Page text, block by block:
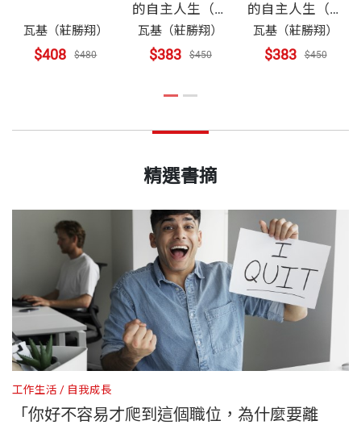
瓦基（莊勝翔）
$408 $480
的自主人生（暢
銷增訂版）
瓦基（莊勝翔）
$383 $450
的自主人生（暢
銷增訂版）【親
瓦基（莊勝翔）
$383 $450
精選書摘
工作生活 自我成長
「你好不容易才爬到這個職位，為什麼要離